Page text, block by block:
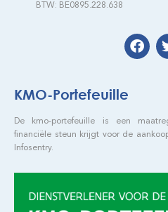
BTW: BE0895.228.638
KMO-Portefeuille
De kmo-portefeuille is een
financiële steun krijgt voor de
Infosentry.